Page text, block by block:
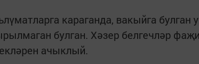
караганда, вакыйга булган
булган. Хәзер белгечләр
ачыклый.